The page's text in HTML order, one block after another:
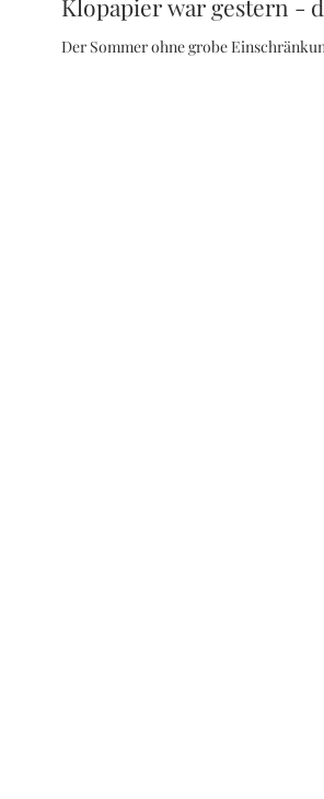
Klopapier war gestern -
Der Sommer ohne grobe